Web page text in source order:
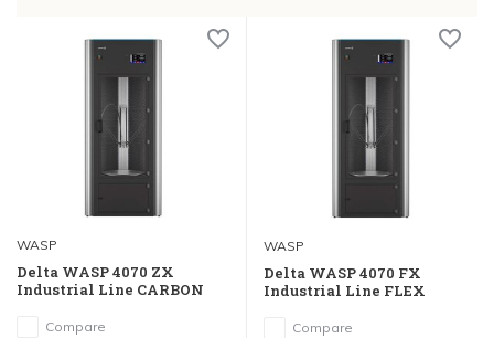
WASP
Delta WASP 4070 ZX
Industrial Line CARBON
Compare
WASP
Delta WASP 4070 FX
Industrial Line FLEX
Compare